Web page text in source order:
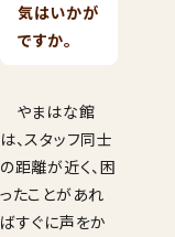
気はいかが
ですか。
やまはな館
は、スタッフ同士
の距離が近く、困
ったことがあれ
ばすぐに声をか